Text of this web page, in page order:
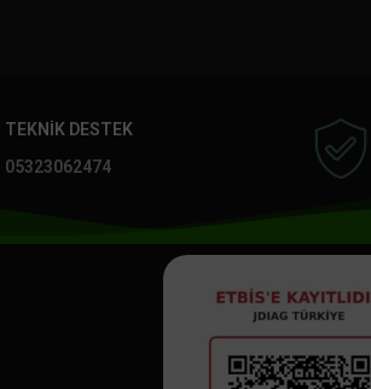
TEKNİK DESTEK
05323062474